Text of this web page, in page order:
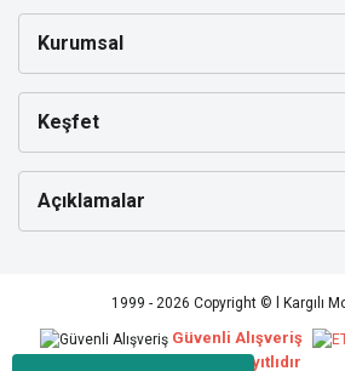
Kurumsal
Keşfet
Açıklamalar
1999 - 2026 Copyright © l Kargılı
Güvenli Alışveriş
Kayıtlıdır